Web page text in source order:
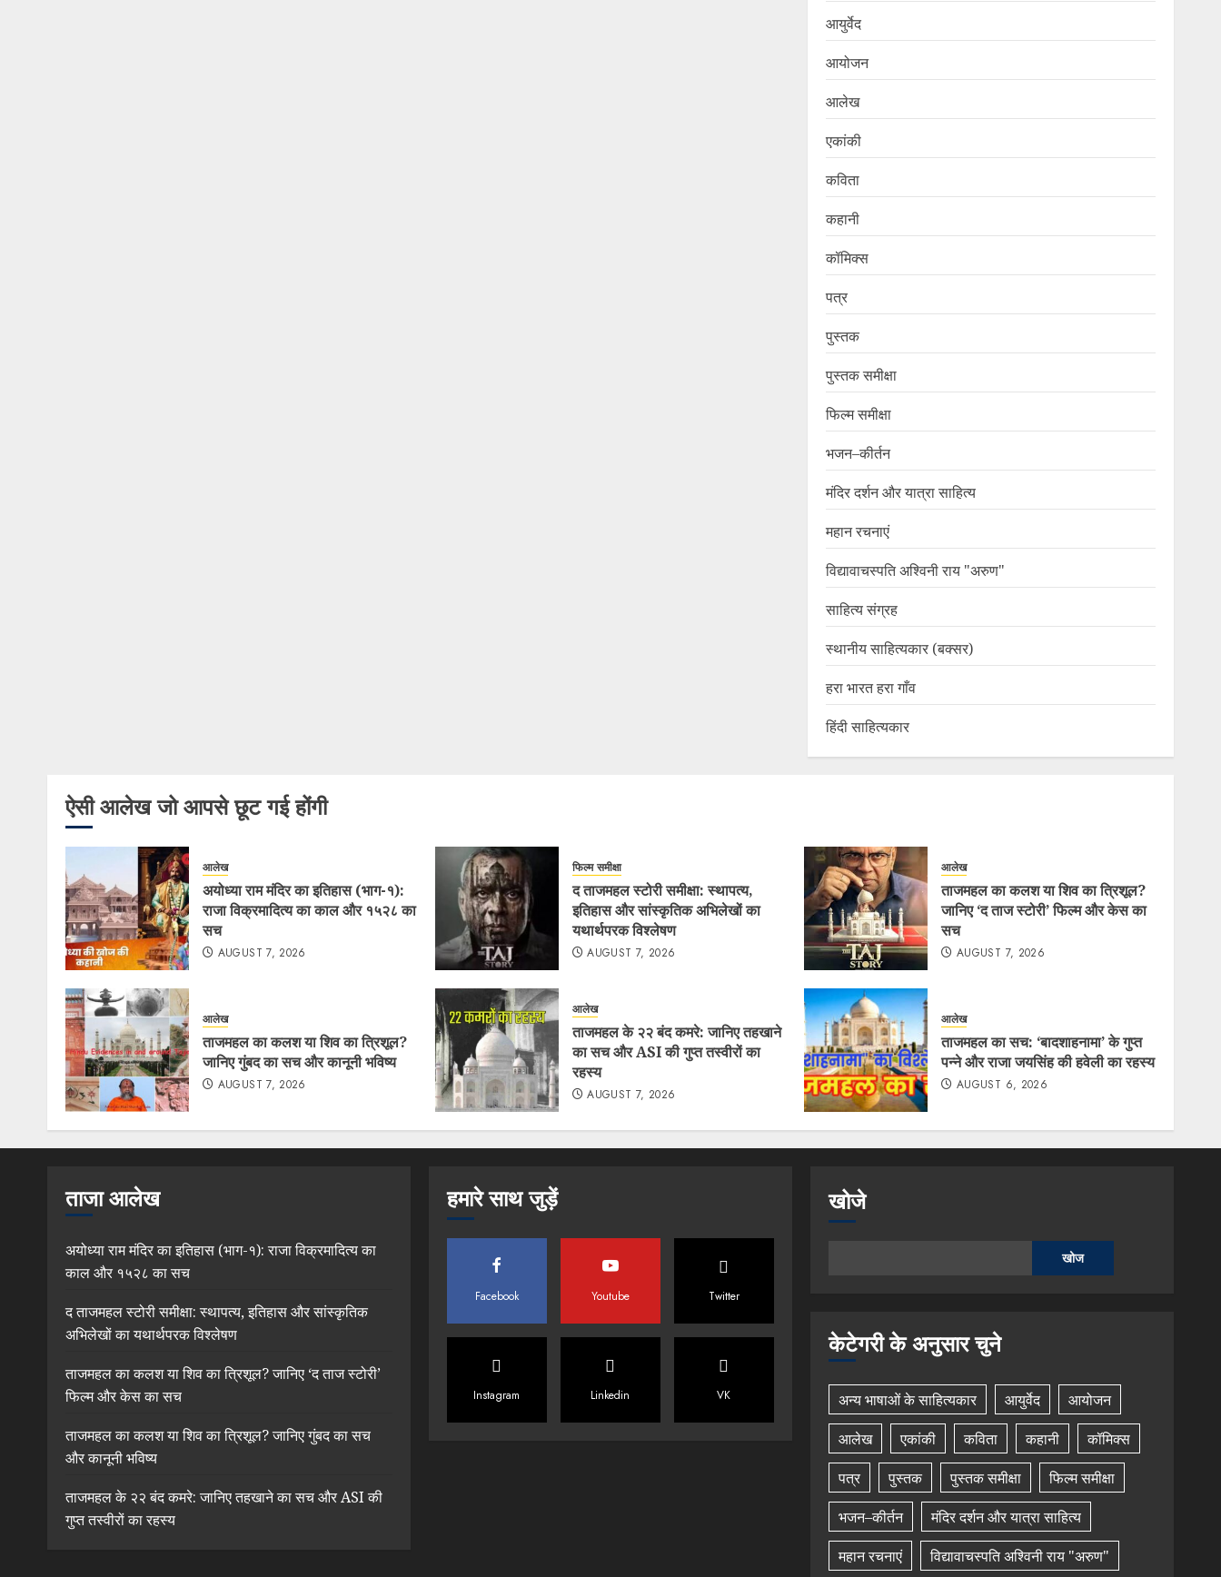
आयुर्वेद
आयोजन
आलेख
एकांकी
कविता
कहानी
कॉमिक्स
पत्र
पुस्तक
पुस्तक समीक्षा
फिल्म समीक्षा
भजन–कीर्तन
मंदिर दर्शन और यात्रा साहित्य
महान रचनाएं
विद्यावाचस्पति अश्विनी राय "अरुण"
साहित्य संग्रह
स्थानीय साहित्यकार (बक्सर)
हरा भारत हरा गाँव
हिंदी साहित्यकार
ऐसी आलेख जो आपसे छूट गई होंगी
आलेख
अयोध्या राम मंदिर का इतिहास (भाग-१):
राजा विक्रमादित्य का काल और १५२८ का
सच
AUGUST 7, 2026
फिल्म समीक्षा
द ताजमहल स्टोरी समीक्षा: स्थापत्य,
इतिहास और सांस्कृतिक अभिलेखों का
यथार्थपरक विश्लेषण
AUGUST 7, 2026
आलेख
ताजमहल का कलश या शिव का त्रिशूल?
जानिए ‘द ताज स्टोरी’ फिल्म और केस का
सच
AUGUST 7, 2026
आलेख
ताजमहल का कलश या शिव का त्रिशूल?
जानिए गुंबद का सच और कानूनी भविष्य
AUGUST 7, 2026
आलेख
ताजमहल के २२ बंद कमरे: जानिए तहखाने
का सच और ASI की गुप्त तस्वीरों का
रहस्य
AUGUST 7, 2026
आलेख
ताजमहल का सच: ‘बादशाहनामा’ के गुप्त
पन्ने और राजा जयसिंह की हवेली का रहस्य
AUGUST 6, 2026
ताजा आलेख
अयोध्या राम मंदिर का इतिहास (भाग-१): राजा विक्रमादित्य का
काल और १५२८ का सच
द ताजमहल स्टोरी समीक्षा: स्थापत्य, इतिहास और सांस्कृतिक
अभिलेखों का यथार्थपरक विश्लेषण
ताजमहल का कलश या शिव का त्रिशूल? जानिए ‘द ताज स्टोरी’
फिल्म और केस का सच
ताजमहल का कलश या शिव का त्रिशूल? जानिए गुंबद का सच
और कानूनी भविष्य
ताजमहल के २२ बंद कमरे: जानिए तहखाने का सच और ASI की
गुप्त तस्वीरों का रहस्य
हमारे साथ जुड़ें
Facebook Youtube Twitter
Instagram Linkedin VK
खोजे
खोज
केटेगरी के अनुसार चुने
अन्य भाषाओं के साहित्यकार आयुर्वेद
आयोजन
आलेख
एकांकी कविता कहानी
कॉमिक्स
पत्र
पुस्तक पुस्तक समीक्षा
फिल्म समीक्षा
भजन–कीर्तन
मंदिर दर्शन और यात्रा साहित्य
महान रचनाएं
विद्यावाचस्पति अश्विनी राय "अरुण"